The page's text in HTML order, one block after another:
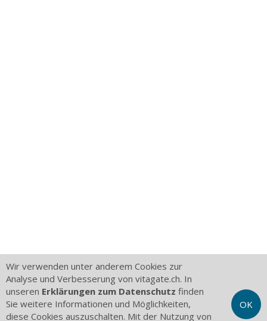
Wir verwenden unter anderem Cookies zur
Analyse und Verbesserung von vitagate.ch. In
unseren Erklärungen zum Datenschutz finden
Sie weitere Informationen und Möglichkeiten,
diese Cookies auszuschalten. Mit der Nutzung von
OK